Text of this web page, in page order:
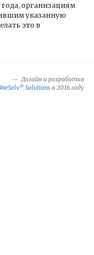
организациям
указанную
это в
Дизайн и разработка
® Solutions в 2016 году